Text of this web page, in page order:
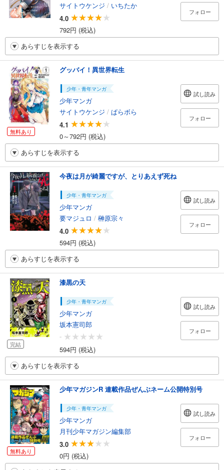
サイトウケンジ / いちたか
4.0
792円 (税込)
フォロー
あらすじを表示する
無料あり
グッバイ！異世界転生
少年・青年マンガ
少年マンガ
サイトウケンジ / ぱらボら
4.1
0～792円 (税込)
試し読み
フォロー
あらすじを表示する
今夜は月が綺麗ですが、とりあえず死ね
少年・青年マンガ
少年マンガ
要マジュロ / 榊原宗々
4.0
594円 (税込)
試し読み
フォロー
あらすじを表示する
完結
漆黒の天
少年・青年マンガ
少年マンガ
坂本憲司郎
-
594円 (税込)
試し読み
フォロー
あらすじを表示する
無料あり
少年マガジンR 連載作品ぜんぶネーム公開特別号
少年・青年マンガ
少年マンガ
月刊少年マガジン編集部
3.0
0円 (税込)
試し読み
フォロー